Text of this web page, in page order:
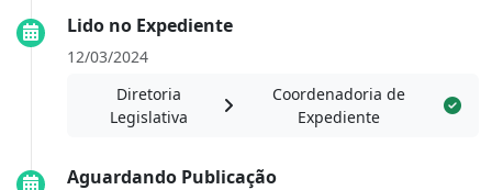
Lido no Expediente
12/03/2024
Diretoria
Legislativa
Coordenadoria de
Expediente
Aguardando Publicação